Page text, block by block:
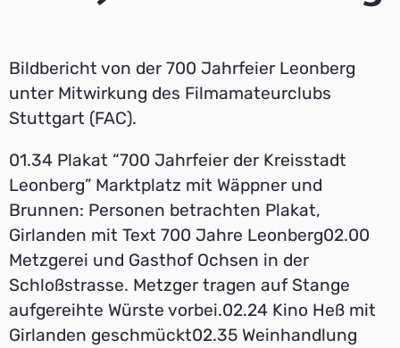
Bildbericht von der 700 Jahrfeier Leonberg
unter Mitwirkung des Filmamateurclubs
Stuttgart (FAC).
01.34 Plakat “700 Jahrfeier der Kreisstadt
Leonberg” Marktplatz mit Wäppner und
Brunnen: Personen betrachten Plakat,
Girlanden mit Text 700 Jahre Leonberg02.00
Metzgerei und Gasthof Ochsen in der
Schloßstrasse. Metzger tragen auf Stange
aufgereihte Würste vorbei.02.24 Kino Heß mit
Girlanden geschmückt02.35 Weinhandlung